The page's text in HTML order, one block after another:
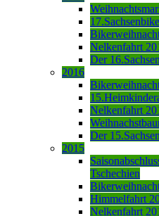
Nelkenfahrt
Der
2016
Nelkenfahrt
Der
2015
Tschechien
Himmelfahrt
Nelkenfahrt